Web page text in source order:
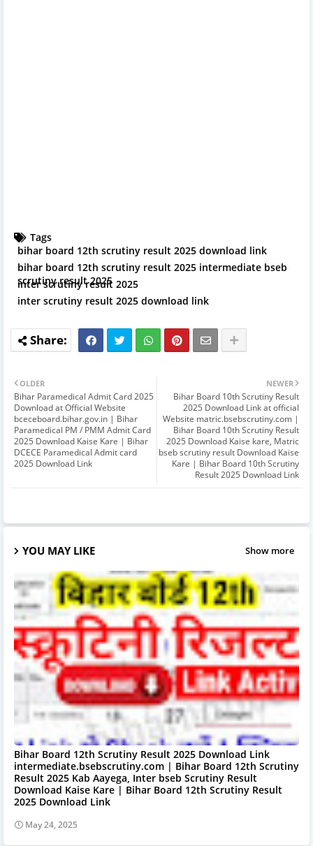
Tags
bihar board 12th scrutiny result 2025 download link
bihar board 12th scrutiny result 2025 intermediate bseb
scrutiny result 2025
inter scrutiny result 2025
inter scrutiny result 2025 download link
NEWER
Bihar Board 10th Scrutiny Result
2025 Download Link at official
Website matric.bsebscrutiny.com |
Bihar Board 10th Scrutiny Result
2025 Download Kaise kare, Matric
bseb scrutiny result Download Kaise
Kare | Bihar Board 10th Scrutiny
Result 2025 Download Link
OLDER
Bihar Paramedical Admit Card 2025
Download at Official Website
bceceboard.bihar.gov.in | Bihar
Paramedical PM / PMM Admit Card
2025 Download Kaise Kare | Bihar
DCECE Paramedical Admit card
2025 Download Link
YOU MAY LIKE Show more
Bihar Board 12th Scrutiny Result 2025 Download Link
intermediate.bsebscrutiny.com | Bihar Board 12th Scrutiny
Result 2025 Kab Aayega, Inter bseb Scrutiny Result
Download Kaise Kare | Bihar Board 12th Scrutiny Result
2025 Download Link
May 24, 2025